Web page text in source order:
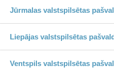
Jūrmalas valstspilsētas
Liepājas valstspilsētas
Ventspils valstspilsētas